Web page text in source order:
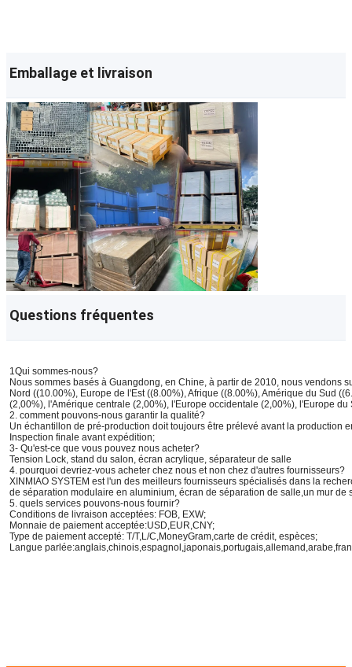
Emballage et livraison
Questions fréquentes
1Qui sommes-nous?
Nous sommes basés à Guangdong, en Chine, à partir de 2010, nous vendons
Nord ((10.00%), Europe de l'Est ((8.00%), Afrique ((8.00%), Amérique du Sud
(2,00%), l'Amérique centrale (2,00%), l'Europe occidentale (2,00%), l'Europe
2. comment pouvons-nous garantir la qualité?
Un échantillon de pré-production doit toujours être prélevé avant la production
Inspection finale avant expédition;
3- Qu'est-ce que vous pouvez nous acheter?
Tension Lock, stand du salon, écran acrylique, séparateur de salle
4. pourquoi devriez-vous acheter chez nous et non chez d'autres fournisseurs?
XINMIAO SYSTEM est l'un des meilleurs fournisseurs spécialisés dans la
de séparation modulaire en aluminium, écran de séparation de salle,un mur de
5. quels services pouvons-nous fournir?
Conditions de livraison acceptées: FOB, EXW;
Monnaie de paiement acceptée:USD,EUR,CNY;
Type de paiement accepté: T/T,L/C,MoneyGram,carte de crédit, espèces;
Langue